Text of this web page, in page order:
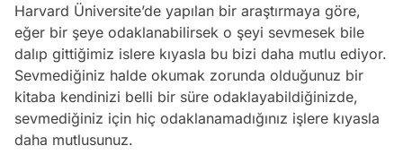
Harvard Üniversite’de yapılan bir araştırmaya göre,
eğer bir şeye odaklanabilirsek o şeyi sevmesek bile
dalıp gittiğimiz islere kıyasla bu bizi daha mutlu ediyor.
Sevmediğiniz halde okumak zorunda olduğunuz bir
kitaba kendinizi belli bir süre odaklayabildiğinizde,
sevmediğiniz için hiç odaklanamadığınız işlere kıyasla
daha mutlusunuz.